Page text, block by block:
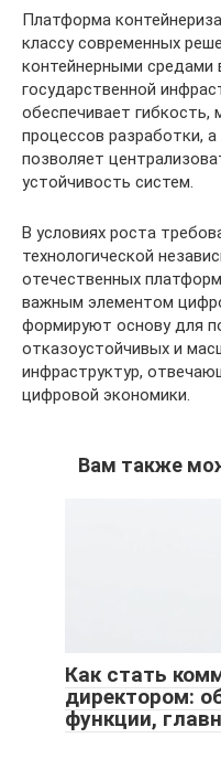
Платформа
классу современных
контейнерными средами
государственной
обеспечивает гибкость,
процессов разработки,
позволяет
устойчивость систем.
В условиях роста
технологической
отечественных
важным элементом
формируют основу для
отказоустойчивых и
инфраструктур,
цифровой экономики.
Вам также
Как стать
директором:
функции,